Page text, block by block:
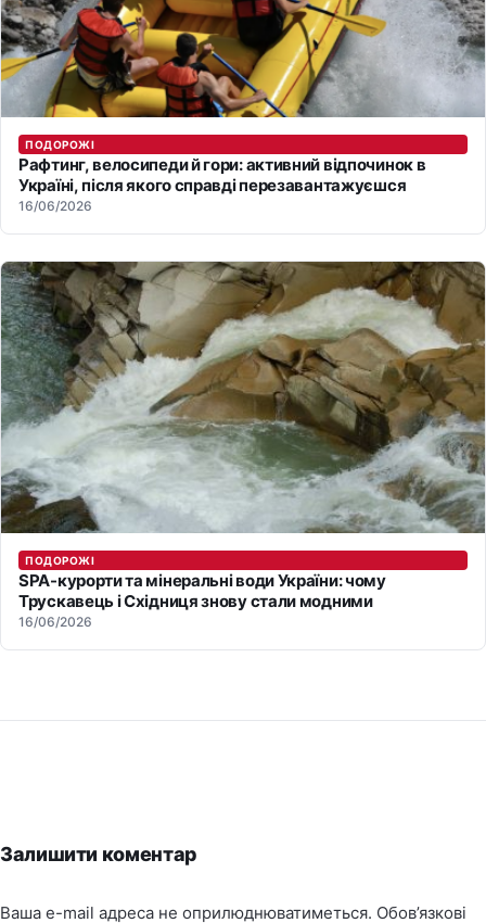
ПОДОРОЖІ
Рафтинг, велосипеди й гори: активний відпочинок в
Україні, після якого справді перезавантажуєшся
16/06/2026
ПОДОРОЖІ
SPA-курорти та мінеральні води України: чому
Трускавець і Східниця знову стали модними
16/06/2026
Залишити коментар
Ваша e-mail адреса не оприлюднюватиметься. Обов’язкові